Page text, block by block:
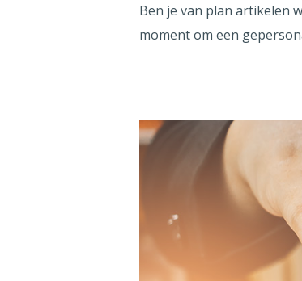
Ben je van plan artikelen
moment om een